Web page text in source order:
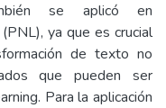
se aplicó en
ya que es crucial
de texto no
que pueden ser
Para la aplicación